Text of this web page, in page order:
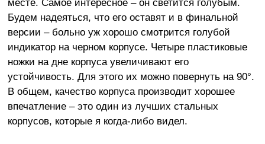
Будем надеяться, что его оставят и в финальной
версии – больно уж хорошо смотрится голубой
индикатор на черном корпусе. Четыре пластиковые
ножки на дне корпуса увеличивают его
устойчивость. Для этого их можно повернуть на 90°.
В общем, качество корпуса производит хорошее
впечатление – это один из лучших стальных
корпусов, которые я когда-либо видел.